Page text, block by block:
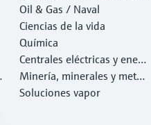
esiduos
Oil & Gas / Naval
Ciencias de la vida
Química
Centrales eléctricas y ener
gía
Minería, minerales y metal
es
Soluciones vapor